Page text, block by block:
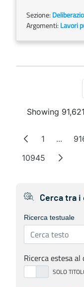
Sezione:
Argomenti: Lavori
Showing
Page
1 ...
Page
10945
Cerca tra
Ricerca testuale
Ricerca estesa